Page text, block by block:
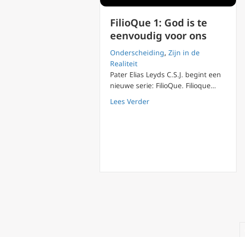
FilioQue 1: God is te
eenvoudig voor ons
Onderscheiding, Zijn in de
Realiteit
Pater Elias Leyds C.S.J. begint een
nieuwe serie: FilioQue. Filioque…
Lees Verderabout FilioQue 1: God is te